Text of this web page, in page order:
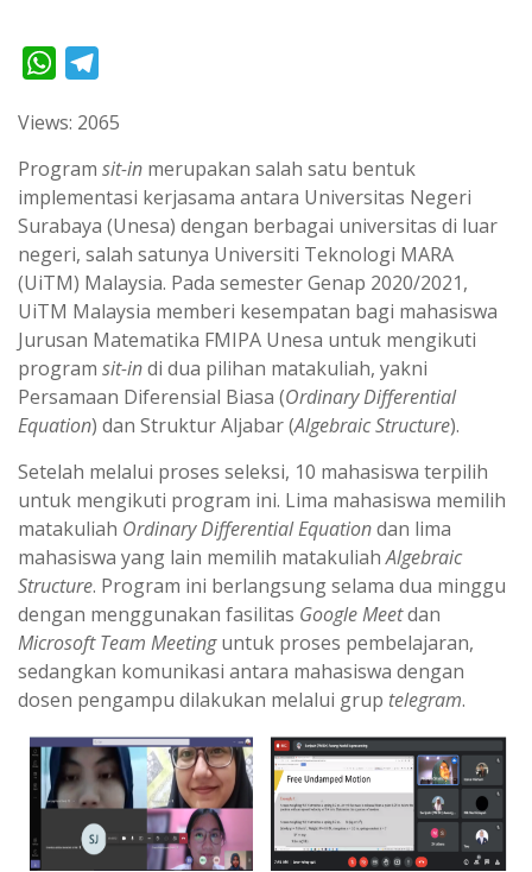
W
a
t
s
A
p
p
l
e
g
r
a
m
Views: 2065
Program sit-in merupakan salah satu bentuk
implementasi kerjasama antara Universitas Negeri
Surabaya (Unesa) dengan berbagai universitas di luar
negeri, salah satunya Universiti Teknologi MARA
(UiTM) Malaysia. Pada semester Genap 2020/2021,
UiTM Malaysia memberi kesempatan bagi mahasiswa
Jurusan Matematika FMIPA Unesa untuk mengikuti
program sit-indi dua pilihan matakuliah, yakni
Persamaan Diferensial Biasa (Ordinary Differential
Equation) dan Struktur Aljabar (Algebraic Structure).
Setelah melalui proses seleksi, 10 mahasiswa terpilih
untuk mengikuti program ini. Lima mahasiswa memilih
matakuliah Ordinary Differential Equationdan lima
mahasiswa yang lain memilih matakuliahAlgebraic
Structure. Program ini berlangsung selama dua minggu
dengan menggunakan fasilitas Google Meetdan
Microsoft Team Meetinguntuk proses pembelajaran,
sedangkan komunikasi antara mahasiswa dengan
dosen pengampu dilakukan melalui grup telegram.